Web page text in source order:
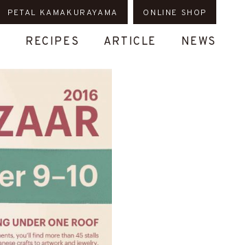
PETAL KAMAKURAYAMA ONLINE SHOP
RECIPES ARTICLE NEWS